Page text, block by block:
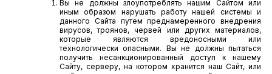
Вы не должны злоупотреблять нашим Сайтом или
иным образом нарушать работу нашей системы и
данного Сайта путем преднамеренного внедрения
вирусов, троянов, червей или других материалов,
которые являются вредоносными или
технологически опасными. Вы не должны пытаться
получить несанкционированный доступ к нашему
Сайту, серверу, на котором хранится наш Сайт, или